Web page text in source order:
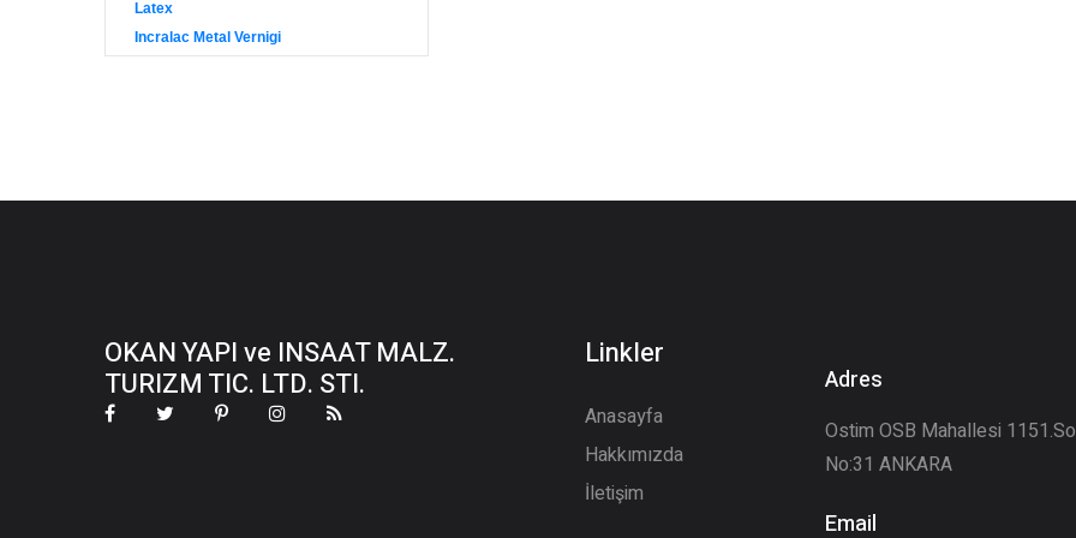
Latex
Incralac Metal Vernigi
OKAN YAPI ve INSAAT MALZ.
TURIZM TIC. LTD. STI.
Linkler
Anasayfa
Hakkımızda
İletişim
Adres
Ostim OSB Mahallesi
No:31 ANKARA
Email